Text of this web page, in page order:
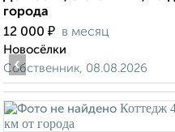
города
12 000 ₽ в месяц
Новосёлки
Собственник, 08.08.2026
‹